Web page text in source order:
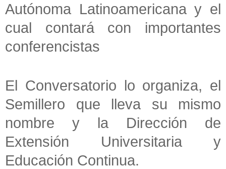
Autónoma Latinoamericana y el
cual contará con importantes
conferencistas
El Conversatorio lo organiza, el
Semillero que lleva su mismo
nombre y la Dirección de
Extensión Universitaria y
Educación Continua.